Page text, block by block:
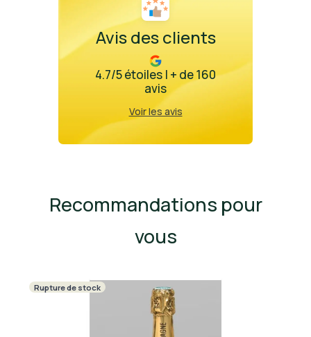
Avis des clients
4.7/5 étoiles | + de 160
avis
Voir les avis
Recommandations pour
vous
Rupture de stock